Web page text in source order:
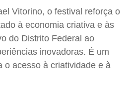
Vitorino, o festival reforça o
à economia criativa e às
do Distrito Federal ao
inovadoras. É um
o acesso à criatividade e à